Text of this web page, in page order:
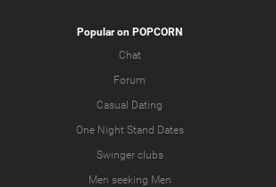
Popular on POPCORN
Chat
Forum
Casual Dating
One Night Stand Dates
Swinger clubs
Men seeking Men